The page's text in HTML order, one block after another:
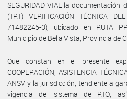
SEGURIDAD VIAL la documentación
(TRT) VERIFICACIÓN TÉCNICA
71482245-0), ubicado en RUTA
Municipio de Bella Vista, Provincia de
Que constan en el presente
COOPERACIÓN, ASISTENCIA
ANSV y la jurisdicción, tendiente a
vigencia del sistema de RTO;